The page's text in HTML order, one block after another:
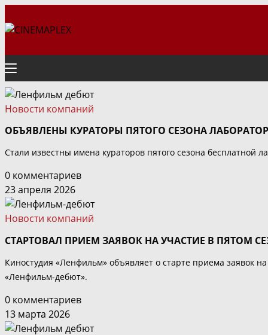
к
Новости компаний
ОБЪЯВЛЕНЫ КУРАТОРЫ ПЯТОГО СЕЗОНА
Стали известны имена кураторов пятого сезона
0 комментариев
23 апреля 2026
Новости компаний
СТАРТОВАЛ ПРИЕМ ЗАЯВОК НА УЧАСТИЕ В ПЯТОМ
Киностудия «Ленфильм» объявляет о старте приема заявок
«Ленфильм-дебют».
0 комментариев
13 марта 2026